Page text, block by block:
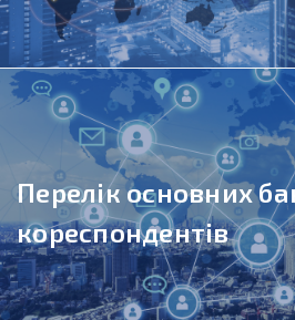
Перелік основних
кореспондентів